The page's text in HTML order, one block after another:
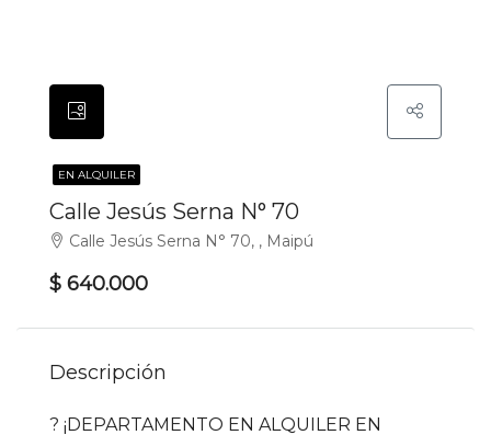
EN ALQUILER
Calle Jesús Serna N° 70
Calle Jesús Serna N° 70, , Maipú
$ 640.000
Descripción
? ¡DEPARTAMENTO EN ALQUILER EN